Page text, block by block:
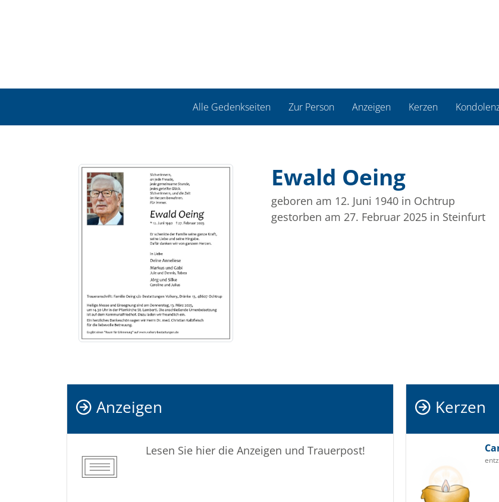
Alle Gedenkseiten Zur Person Anzeigen Kerzen
Ewald Oeing
geboren am 12. Juni 1940 in Ochtrup
gestorben am 27. Februar 2025 in Steinfurt
Anzeigen
Lesen Sie hier die Anzeigen und Trauerpost!
Kerzen